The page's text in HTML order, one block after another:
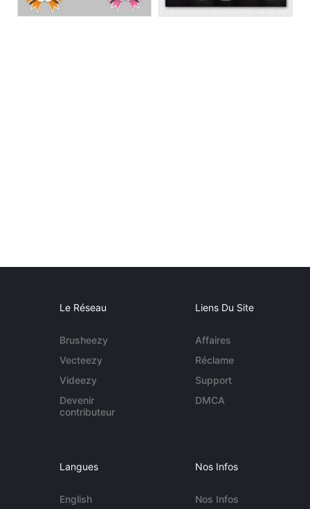
Le Réseau
Brusheezy
Vecteezy
Videezy
Devenir
contributeur
Liens Du Site
Affaires
Réclame
Support
DMCA
Langues
English
Nos Infos
Nos Infos